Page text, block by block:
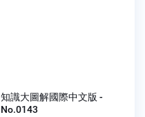
知識大圖解國際中文版 -
No.0143